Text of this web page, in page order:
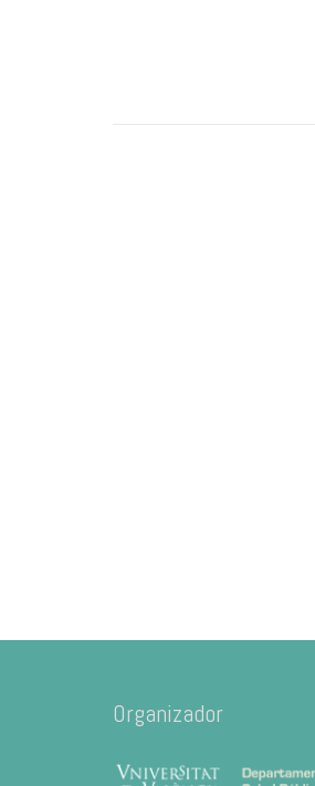
Organizador